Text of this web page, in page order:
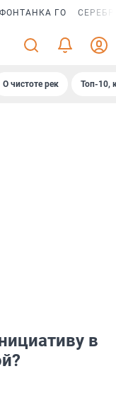
ФОНТАНКА ГО
О чистоте рек Топ-10,
в